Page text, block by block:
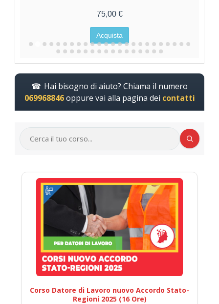
75,00 €
Acquista
Hai bisogno di aiuto? Chiama il numero
069968846oppure vai alla pagina dei contatti
Corso Datore di Lavoro nuovo Accordo Stato-
Regioni 2025 (16 Ore)